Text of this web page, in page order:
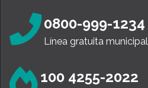
0800-999-1234
Línea gratuita municipal
100 4255-2022